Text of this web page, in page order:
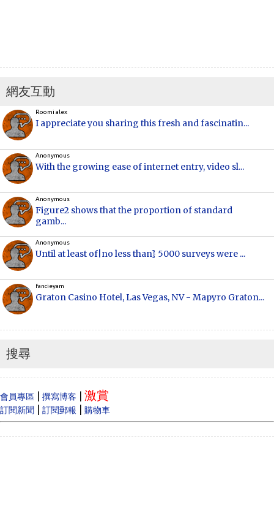
網友互動
Roomi alex
I appreciate you sharing this fresh and fascinatin...
Anonymous
With the growing ease of internet entry, video sl...
Anonymous
Figure2 shows that the proportion of standard
gamb...
Anonymous
Until at least of|no less than} 5000 surveys were ...
fancieyam
Graton Casino Hotel, Las Vegas, NV - Mapyro Graton...
Anonymous
dram...
Anonymous
搜尋
會員專區 撰寫博客 激賞
訂閱新聞 訂閱郵報 購物車